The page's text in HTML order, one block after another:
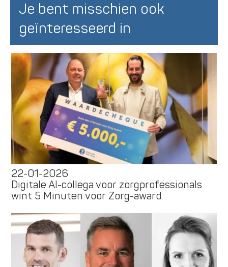
Je bent misschien ook
geïnteresseerd in
22-01-2026
Digitale AI-collega voor zorgprofessionals
wint 5 Minuten voor Zorg-award